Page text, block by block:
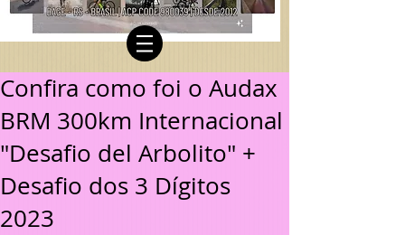
Confira como foi o Audax
BRM 300km Internacional
"Desafio del Arbolito" +
Desafio dos 3 Dígitos
2023